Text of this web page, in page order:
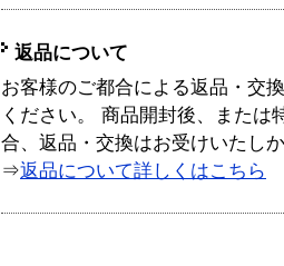
返品について
お客様のご都合による返品・交
ください。 商品開封後、または
合、返品・交換はお受けいたし
⇒返品について詳しくはこちら